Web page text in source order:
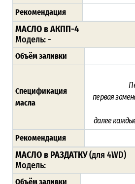
Рекомендация
МАСЛО в АКПП-4
Модель: -
Объём заливки
Спецификация
масла
первая
далее
Рекомендация
МАСЛО в РАЗДАТКУ(для 4WD)
Модель:
Объём заливки